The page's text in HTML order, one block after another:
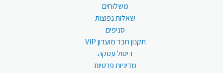
משלוחים
שאלות נפוצות
סניפים
תקנון חבר מועדון VIP
ביטול עסקה
מדיניות פרטיות